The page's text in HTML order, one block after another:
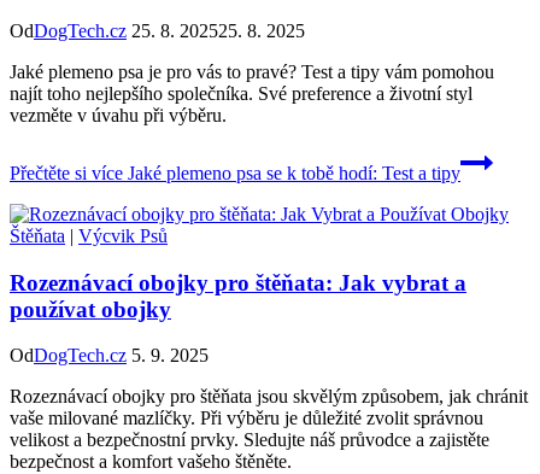
OdDogTech.cz 25. 8. 202525. 8. 2025
Jaké plemeno psa je pro vás to pravé? Test a tipy vám pomohou
najít toho nejlepšího společníka. Své preference a životní styl
vezměte v úvahu při výběru.
Přečtěte si více Jaké plemeno psa se k tobě hodí: Test a tipy
Štěňata | Výcvik Psů
Rozeznávací obojky pro štěňata: Jak vybrat a
používat obojky
OdDogTech.cz 5. 9. 2025
Rozeznávací obojky pro štěňata jsou skvělým způsobem, jak chránit
vaše milované mazlíčky. Při výběru je důležité zvolit správnou
velikost a bezpečnostní prvky. Sledujte náš průvodce a zajistěte
bezpečnost a komfort vašeho štěněte.